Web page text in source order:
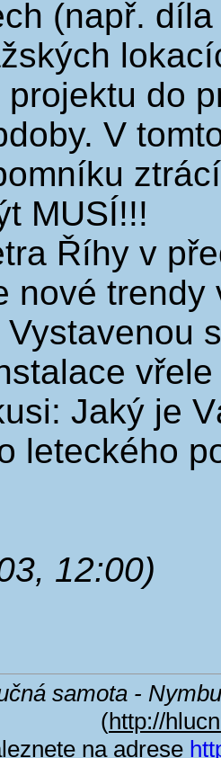
(např.
do
V
MUSÍ!!!
Říhy v
nové
Jaký je
leteckého
12:00)
samota -
(http://
na adrese